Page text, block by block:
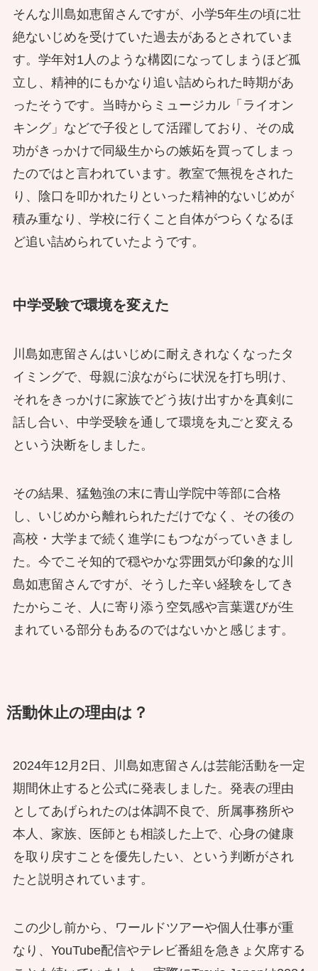
そんな川島如恵留さんですが、小学5年生の頃に壮
絶ないじめを受けていた過去があるとされていま
す。学年対1人のような構図になってしまうほど孤
立し、精神的にもかなり追い詰められた時期があ
ったそうです。当時からミュージカル「ライオン
キング」などで子役として活躍しており、その成
功がきっかけで同級生からの嫉妬を買ってしまっ
たのではと言われています。教室で無視をされた
り、陰口を叩かれたりといった精神的ないじめが
積み重なり、学校に行くこと自体がつらくなるほ
ど追い詰められていたようです。
中学受験で環境を変えた
川島如恵留さんはいじめに耐えきれなくなったタ
イミングで、母親に涙ながらに状況を打ち明け、
それをきっかけに家族でどう抜け出すかを真剣に
話し合い、中学受験を通して環境を丸ごと変える
という決断をしました。
その結果、猛勉強の末に青山学院中等部に合格
し、いじめから離れられただけでなく、その後の
高校・大学まで続く進学にもつながっていきまし
た。今でこそ知的で穏やかな雰囲気が印象的な川
島如恵留さんですが、そうした辛い経験をしてき
たからこそ、人に寄り添う空気感や言葉選びが生
まれている部分もあるのではないかと感じます。
活動休止の理由は？
2024年12月2日、川島如恵留さんは芸能活動を一定
期間休止すると公式に発表しました。発表の理由
としてあげられたのは体調不良で、所属事務所や
本人、家族、医師とも相談した上で、心身の健康
を取り戻すことを優先したい、という判断がされ
たと説明されています。
この少し前から、ワールドツアーや個人仕事が重
なり、YouTube配信やテレビ番組を急きょ欠席する